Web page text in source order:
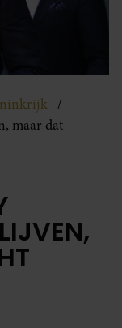
maar dat